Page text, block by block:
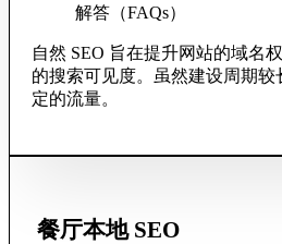
解答（FAQs）
自然 SEO 旨在提升网站的域名
的搜索可见度。虽然建设周期
定的流量。
餐厅本地 SEO